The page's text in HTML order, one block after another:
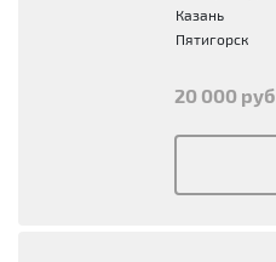
Казань
Пятигорск
20 000 руб